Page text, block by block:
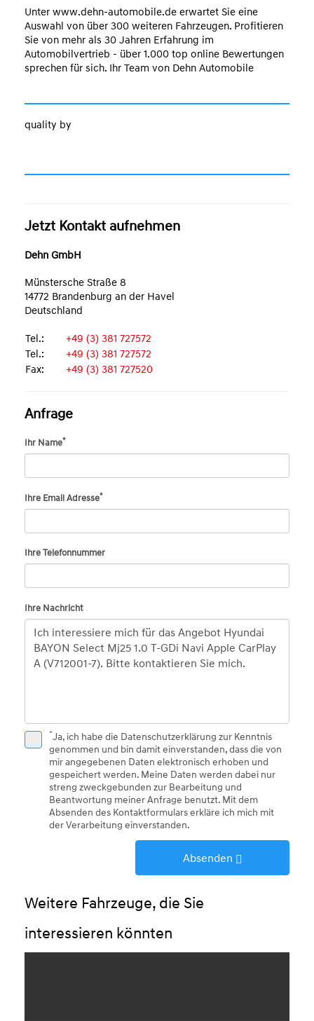
Unter www.dehn-automobile.de erwartet Sie eine
Auswahl von über 300 weiteren Fahrzeugen. Profitieren
Sie von mehr als 30 Jahren Erfahrung im
Automobilvertrieb - über 1.000 top online Bewertungen
sprechen für sich. Ihr Team von Dehn Automobile
quality by
Jetzt Kontakt aufnehmen
Dehn GmbH
Münstersche Straße 8
14772 Brandenburg an der Havel
Deutschland
Tel.:
+49 (3) 381 727572
Tel.:
+49 (3) 381 727572
Fax:
+49 (3) 381 727520
Anfrage
Ihr Name*
Ihre Email Adresse*
Ihre Telefonnummer
Ihre Nachricht
*Ja, ich habe die Datenschutzerklärung zur Kenntnis
genommen und bin damit einverstanden, dass die von
mir angegebenen Daten elektronisch erhoben und
gespeichert werden. Meine Daten werden dabei nur
streng zweckgebunden zur Bearbeitung und
Beantwortung meiner Anfrage benutzt. Mit dem
Absenden des Kontaktformulars erkläre ich mich mit
der Verarbeitung einverstanden.
Absenden
Weitere Fahrzeuge, die Sie
interessieren könnten